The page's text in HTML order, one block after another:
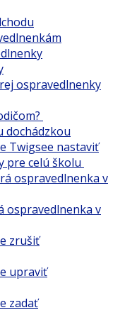
ospravedlnenky
dochádzkou
Twigsee nastaviť
pre celú školu
ospravedlnenka v
ospravedlnenka v
zrušiť
upraviť
zadať